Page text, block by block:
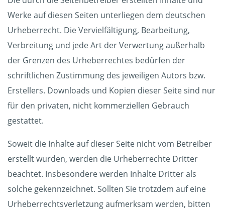
Werke auf diesen Seiten unterliegen dem deutschen
Urheberrecht. Die Vervielfältigung, Bearbeitung,
Verbreitung und jede Art der Verwertung außerhalb
der Grenzen des Urheberrechtes bedürfen der
schriftlichen Zustimmung des jeweiligen Autors bzw.
Erstellers. Downloads und Kopien dieser Seite sind nur
für den privaten, nicht kommerziellen Gebrauch
gestattet.
Soweit die Inhalte auf dieser Seite nicht vom Betreiber
erstellt wurden, werden die Urheberrechte Dritter
beachtet. Insbesondere werden Inhalte Dritter als
solche gekennzeichnet. Sollten Sie trotzdem auf eine
Urheberrechtsverletzung aufmerksam werden, bitten